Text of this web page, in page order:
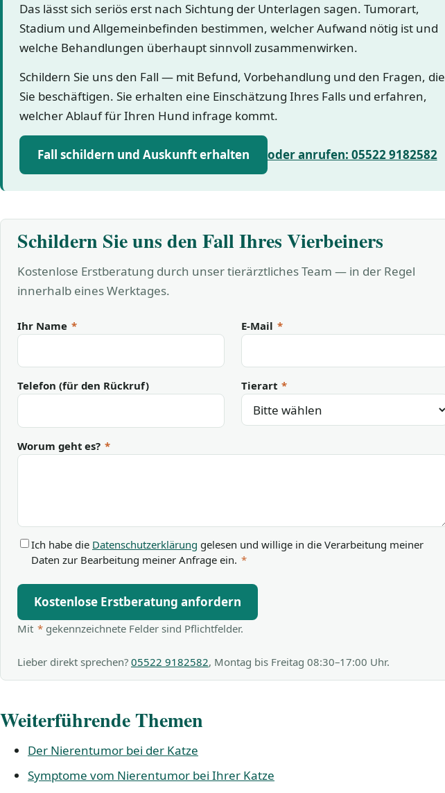
Das lässt sich seriös erst nach Sichtung der Unterlagen sagen. Tumorart,
Stadium und Allgemeinbefinden bestimmen, welcher Aufwand nötig ist und
welche Behandlungen überhaupt sinnvoll zusammenwirken.
Schildern Sie uns den Fall — mit Befund, Vorbehandlung und den Fragen, die
Sie beschäftigen. Sie erhalten eine Einschätzung Ihres Falls und erfahren,
welcher Ablauf für Ihren Hund infrage kommt.
Fall schildern und Auskunft erhalten oder anrufen: 05522 9182582
Schildern Sie uns den Fall Ihres Vierbeiners
Kostenlose Erstberatung durch unser tierärztliches Team — in der Regel
innerhalb eines Werktages.
Ihr Name * E-Mail *
Telefon (für den Rückruf) Tierart *
Worum geht es? *
Ich habe die Datenschutzerklärung gelesen und willige in die Verarbeitung meiner
Daten zur Bearbeitung meiner Anfrage ein. *
Kostenlose Erstberatung anfordern
Mit * gekennzeichnete Felder sind Pflichtfelder.
Lieber direkt sprechen? 05522 9182582, Montag bis Freitag 08:30–17:00 Uhr.
Weiterführende Themen
Der Nierentumor bei der Katze
Symptome vom Nierentumor bei Ihrer Katze